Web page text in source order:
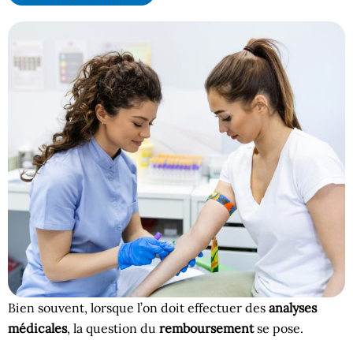
Bien souvent, lorsque l’on doit effectuer des analyses
médicales, la question du remboursementse pose.